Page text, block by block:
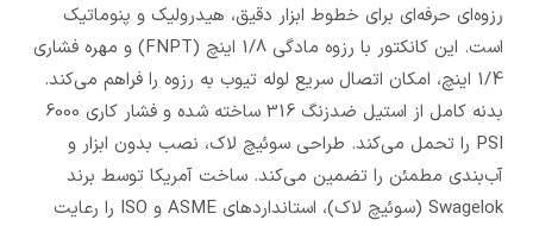
رزوه‌ای حرفه‌ای برای خطوط ابزار دقیق، هیدرولیک و پنوماتیک
است. این کانکتور با رزوه مادگی 1/8 اینچ (FNPT) و مهره فشاری
1/4 اینچ، امکان اتصال سریع لوله تیوب به رزوه را فراهم می‌کند.
بدنه کامل از استیل ضدزنگ 316 ساخته شده و فشار کاری 6000
PSI را تحمل می‌کند. طراحی سوئیچ لاک، نصب بدون ابزار و
آب‌بندی مطمئن را تضمین می‌کند. ساخت آمریکا توسط برند
Swagelok (سوئیچ لاک)، استانداردهای ASME و ISO را رعایت